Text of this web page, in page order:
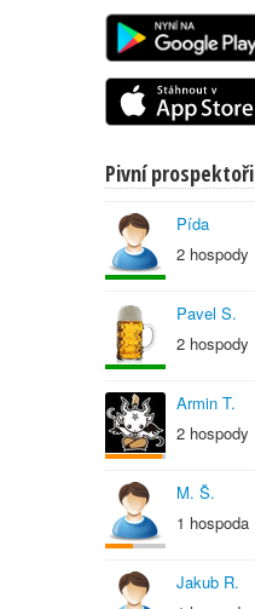
Pivní prospektoři
Pída
2 hospody
Pavel S.
2 hospody
Armin T.
2 hospody
M. Š.
1 hospoda
Jakub R.